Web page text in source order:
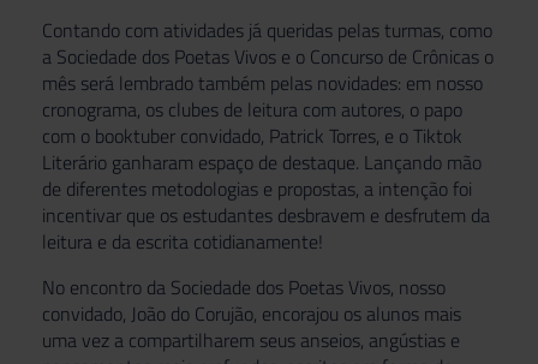
Contando com atividades já queridas pelas turmas, como
a Sociedade dos Poetas Vivos e o Concurso de Crônicas o
mês será lembrado também pelas novidades: em nosso
cronograma, os clubes de leitura com autores, o papo
com o booktuber convidado, Patrick Torres, e o Tiktok
Literário ganharam espaço de destaque. Lançando mão
de diferentes metodologias e propostas, a intenção foi
incentivar que os estudantes desbravem e desfrutem da
leitura e da escrita cotidianamente!
No encontro da Sociedade dos Poetas Vivos, nosso
convidado, João do Corujão, encorajou os alunos mais
uma vez a compartilharem seus anseios, angústias e